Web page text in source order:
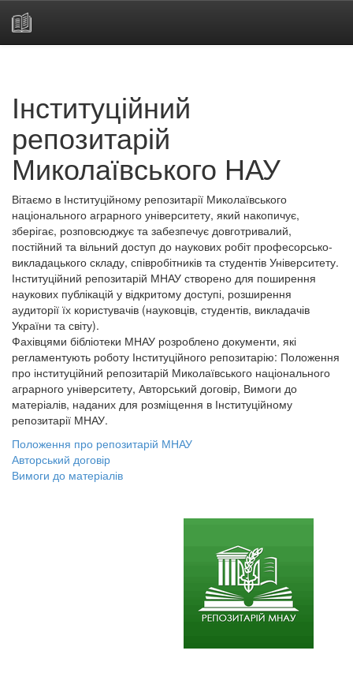
Інституційний
репозитарій
Миколаївського НАУ
Вітаємо в Інституційному репозитарії Миколаївського
національного аграрного університету, який накопичує,
зберігає, розповсюджує та забезпечує довготривалий,
постійний та вільний доступ до наукових робіт професорсько-
викладацького складу, співробітників та студентів Університету.
Інституційний репозитарій МНАУ створено для поширення
наукових публікацій у відкритому доступі, розширення
аудиторії їх користувачів (науковців, студентів, викладачів
України та світу).
Фахівцями бібліотеки МНАУ розроблено документи, які
регламентують роботу Інституційного репозитарію: Положення
про інституційний репозитарій Миколаївського національного
аграрного університету, Авторський договір, Вимоги до
матеріалів, наданих для розміщення в Інституційному
репозитарії МНАУ.
Положення про репозитарій МНАУ
Авторський договір
Вимоги до матеріалів